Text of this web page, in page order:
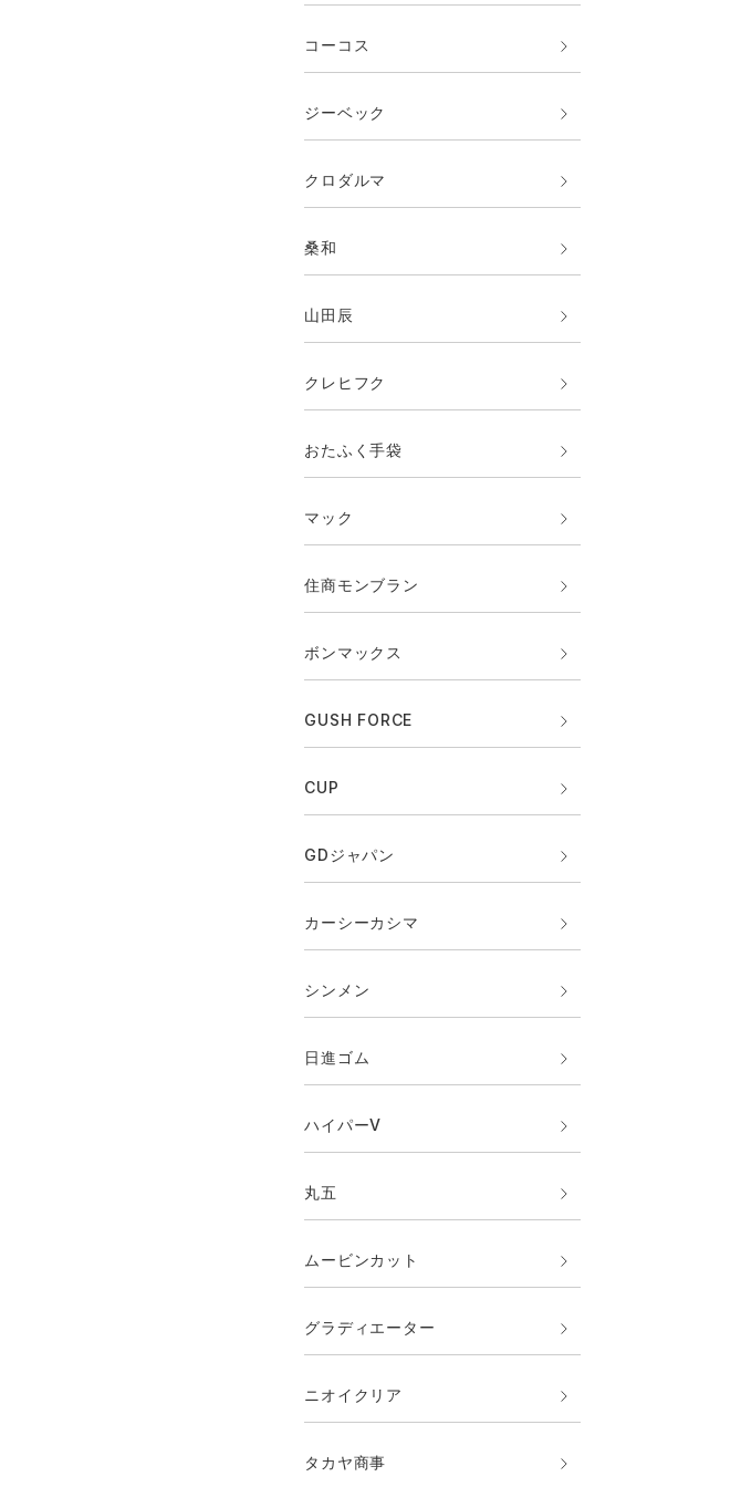
コーコス
ジーベック
クロダルマ
桑和
山田辰
クレヒフク
おたふく手袋
マック
住商モンブラン
ボンマックス
GUSH FORCE
CUP
GDジャパン
カーシーカシマ
シンメン
日進ゴム
ハイパーV
丸五
ムービンカット
グラディエーター
ニオイクリア
タカヤ商事